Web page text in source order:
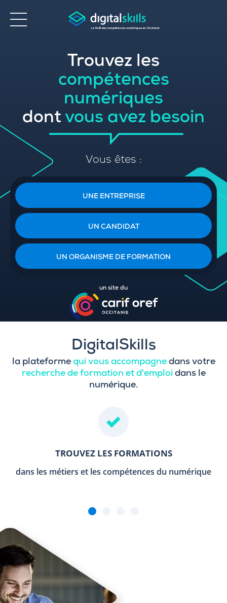
Trouvez les
compétences
numériques
dont vous avez besoin
Vous êtes :
UNE ENTREPRISE
UN CANDIDAT
UN ORGANISME DE FORMATION
un site du
DigitalSkills
la plateforme qui vous accompagnedans votre
recherche de formation et d'emploi dans le
numérique.
TROUVEZ LES FORMATIONS
dans les métiers et les compétences du numérique